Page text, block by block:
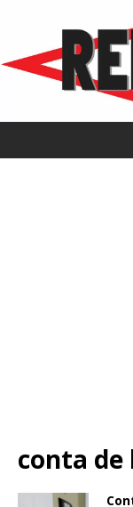
conta de